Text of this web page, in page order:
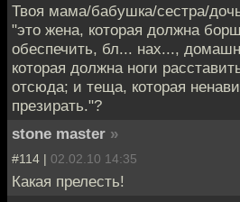
Твоя мама/бабушка/сестра/
"это жена, которая должна
обеспечить, бл... нах...,
которая должна ноги
отсюда; и теща, которая
презирать."?
stone master »
#114 | 02.02.10 14:35
Какая прелесть!